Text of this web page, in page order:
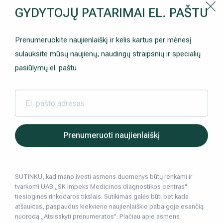
Kaip prisirašyti prie Hila | Šeimos medicinos centro?
Instrukcija
+370 698 00 000
Prisirašyti prie „Hila“
Hila | Medicinos diagnostikos ir gydymo centras Sveikatos patarimai
Kraujo ligos
Kada
2024 03 14
diagnozuoti?
Kraujo ligos
6min. skaitymo
GYDYTOJŲ PATARIMAI EL. PAŠTU
Prenumeruoti naujienlaiškį
SUTINKU, kad mano įvesti asmens duomenys būtų renkami ir
tvarkomi UAB „SK Impeks Medicinos diagnostikos centras"
tiesioginės rinkodaros tikslais. Sutikimas galės būti bet kada
atšauktas, paspaudus kiekvieno naujienlaiškio pabaigoje esančią
Paslaugos ir kainos
Neurologija
Sveikatos klubo narystė
Reabilitacija ir sporto medicina
Kaip užsiregistruoti
Kuo pasirūpinti prieš atvykstant
Apgyvendinimas ir maitinimas
Pacientams iš užsienio
Duomenų apsauga